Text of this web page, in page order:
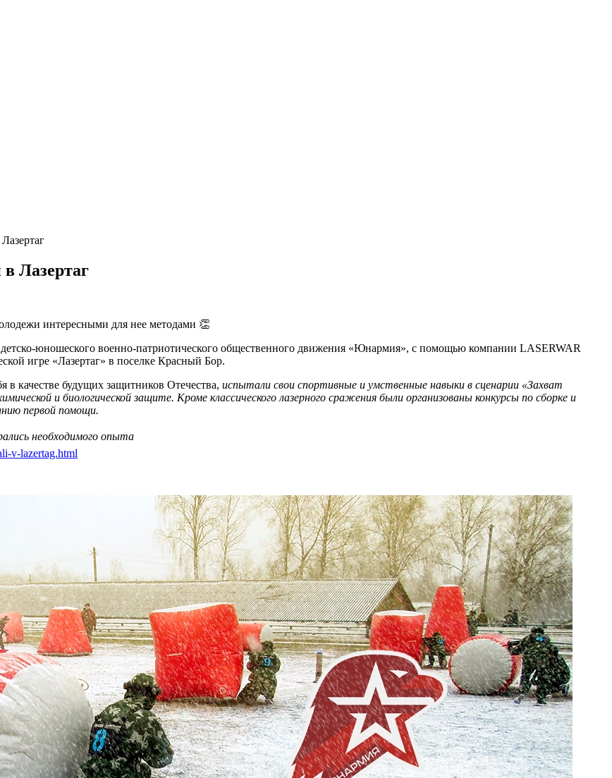
Лазертаг
интересными для нее методами 👏
юношеского военно-патриотического общественного движения «Юнармия», с помощью компании LASERWAR
игре «Лазертаг» в поселке Красный Бор.
качестве будущих защитников Отечества, испытали свои спортивные и умственные навыки в сценарии «Захват
и биологической защите. Кроме классического лазерного сражения были организованы конкурсы по сборке и
первой помощи.
необходимого опыта
v-lazertag.html